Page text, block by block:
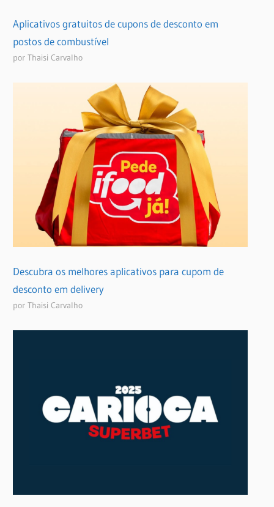
Aplicativos gratuitos de cupons de desconto em
postos de combustível
por Thaisi Carvalho
Descubra os melhores aplicativos para cupom de
desconto em delivery
por Thaisi Carvalho